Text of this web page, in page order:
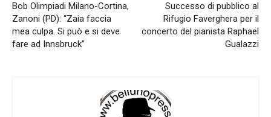
Bob Olimpiadi Milano-Cortina,
Zanoni (PD): “Zaia faccia
mea culpa. Si può e si deve
fare ad Innsbruck”
Successo di pubblico al
Rifugio Faverghera per il
concerto del pianista Raphael
Gualazzi